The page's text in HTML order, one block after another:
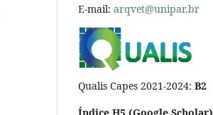
E-mail: arqvet@unipar.br
Qualis Capes 2021-2024: B2
Índice H5 (Google Scholar)